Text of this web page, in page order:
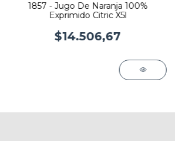
1857 - Jugo De Naranja 100%
Exprimido Citric X5l
$14.506,67